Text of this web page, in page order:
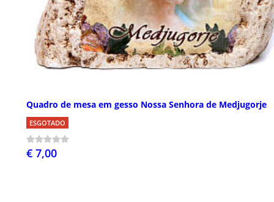
Quadro de mesa em gesso Nossa Senhora de Medjugorje
ESGOTADO
€ 7,00